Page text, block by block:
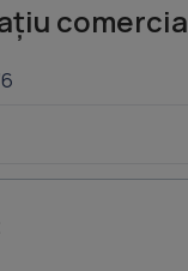
pereti
comune de
desfasurata.
si